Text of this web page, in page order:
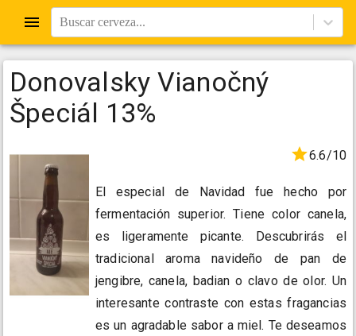
Buscar cerveza...
Donovalsky Vianočný
Špeciál 13%
6.6/10
El especial de Navidad fue hecho por
fermentación superior. Tiene color canela,
es ligeramente picante. Descubrirás el
tradicional aroma navideño de pan de
jengibre, canela, badian o clavo de olor. Un
interesante contraste con estas fragancias
es un agradable sabor a miel. Te deseamos